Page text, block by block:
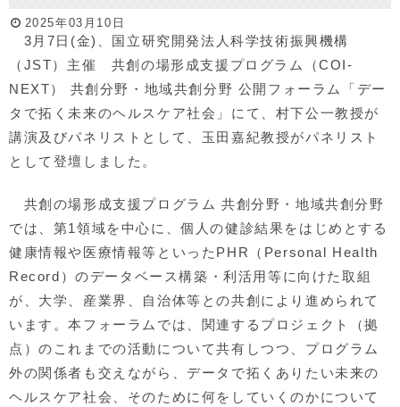
2025年03月10日
3月7日(金)、国立研究開発法人科学技術振興機構
（JST）主催 共創の場形成支援プログラム（COI-
NEXT） 共創分野・地域共創分野 公開フォーラム「デー
タで拓く未来のヘルスケア社会」にて、村下公一教授が
講演及びパネリストとして、玉田嘉紀教授がパネリスト
として登壇しました。
共創の場形成支援プログラム 共創分野・地域共創分野
では、第1領域を中心に、個人の健診結果をはじめとする
健康情報や医療情報等といったPHR（Personal Health
Record）のデータベース構築・利活用等に向けた取組
が、大学、産業界、自治体等との共創により進められて
います。本フォーラムでは、関連するプロジェクト（拠
点）のこれまでの活動について共有しつつ、プログラム
外の関係者も交えながら、データで拓くありたい未来の
ヘルスケア社会、そのために何をしていくのかについて